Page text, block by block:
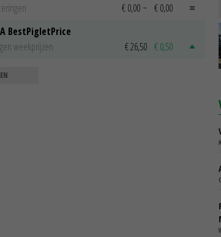
€ 0,00 ~ € 0,00
BestPigletPrice
weekprijzen
€ 26,50 € 0,50